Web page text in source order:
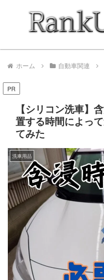
ホーム 自動車関連
PR
【シリコン洗車】
置する時間によっ
てみた
洗車用品